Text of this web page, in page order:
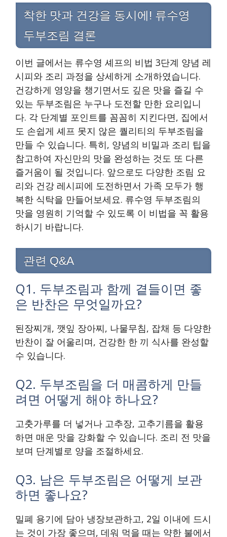
착한 맛과 건강을 동시에! 류수영
두부조림 결론
이번 글에서는 류수영 셰프의 비법 3단계 양념 레
시피와 조리 과정을 상세하게 소개하였습니다.
건강하게 영양을 챙기면서도 깊은 맛을 즐길 수
있는 두부조림은 누구나 도전할 만한 요리입니
다. 각 단계별 포인트를 꼼꼼히 지킨다면, 집에서
도 손쉽게 셰프 못지 않은 퀄리티의 두부조림을
만들 수 있습니다. 특히, 양념의 비밀과 조리 팁을
참고하여 자신만의 맛을 완성하는 것도 또 다른
즐거움이 될 것입니다. 앞으로도 다양한 조림 요
리와 건강 레시피에 도전하면서 가족 모두가 행
복한 식탁을 만들어보세요. 류수영 두부조림의
맛을 영원히 기억할 수 있도록 이 비법을 꼭 활용
하시기 바랍니다.
관련 Q&A
Q1. 두부조림과 함께 곁들이면 좋
은 반찬은 무엇일까요?
된장찌개, 깻잎 장아찌, 나물무침, 잡채 등 다양한
반찬이 잘 어울리며, 건강한 한 끼 식사를 완성할
수 있습니다.
Q2. 두부조림을 더 매콤하게 만들
려면 어떻게 해야 하나요?
고춧가루를 더 넣거나 고추장, 고추기름을 활용
하면 매운 맛을 강화할 수 있습니다. 조리 전 맛을
보며 단계별로 양을 조절하세요.
Q3. 남은 두부조림은 어떻게 보관
하면 좋나요?
밀폐 용기에 담아 냉장보관하고, 2일 이내에 드시
는 것이 가장 좋으며, 데워 먹을 때는 약한 불에서